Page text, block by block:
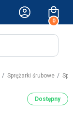
0
Sprężarki śrubowe
Dostępny